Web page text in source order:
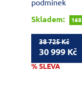
podmínek
Skladem:
168
38 725 Kč
30 999 Kč
% SLEVA